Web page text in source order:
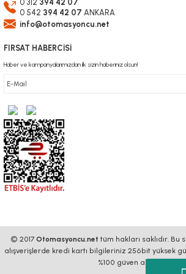
0 312 394 42 07
0 542 394 42 07 ANKARA
info@otomasyoncu.net
FIRSAT HABERCİSİ
Haber ve kampanyalarımızdan ilk sizin haberiniz olsun!
© 2017 Otomasyoncu.net tüm hakları saklıdır. Bu
alışverişlerde kredi kartı bilgileriniz 256bit yüksek
%100 güven altındadır.